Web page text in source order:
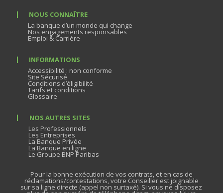
NOUS CONNAÎTRE
La banque d’un monde qui change
Nos engagements responsables
Emploi & Carrière
INFORMATIONS
Accessibilité : non conforme
Site Sécurisé
Conditions d’éligibilité
Tarifs et conditions
Glossaire
NOS AUTRES SITES
Les Professionnels
Les Entreprises
La Banque Privée
La Banque en ligne
Le Groupe BNP Paribas
Pour la bonne exécution de vos contrats, et en cas de
réclamations/contestations, votre Conseiller est joignable
sur sa ligne directe (appel non surtaxé). Si vous ne disposez